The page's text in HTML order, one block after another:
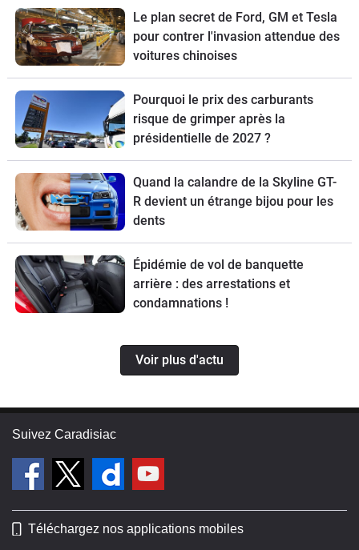
Le plan secret de Ford, GM et Tesla
pour contrer l'invasion attendue des
voitures chinoises
Pourquoi le prix des carburants
risque de grimper après la
présidentielle de 2027 ?
Quand la calandre de la Skyline GT-
R devient un étrange bijou pour les
dents
Épidémie de vol de banquette
arrière : des arrestations et
condamnations !
Voir plus d'actu
Suivez Caradisiac
Téléchargez nos applications mobiles